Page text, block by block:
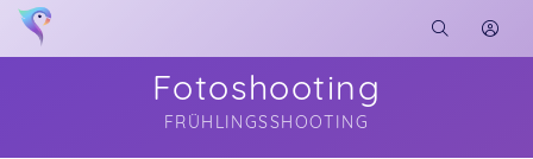
Fotoshooting
FRÜHLINGSSHOOTING